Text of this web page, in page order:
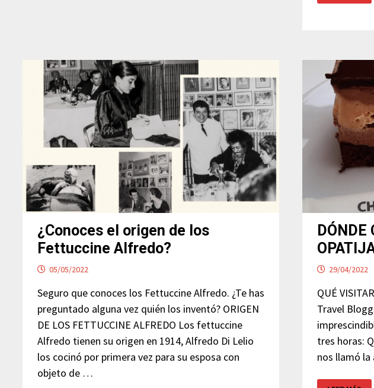
BARCELONA
¿Conoces el origen de los
Fettuccine Alfredo?
05/05/2022
Seguro que conoces los Fettuccine Alfredo. ¿Te has
preguntado alguna vez quién los inventó? ORIGEN
DE LOS FETTUCCINE ALFREDO Los fettuccine
Alfredo tienen su origen en 1914, Alfredo Di Lelio
los cocinó por primera vez para su esposa con
objeto de …
DÓNDE
29/04/2022
QUÉ
Travel
tres horas:
nos llamó
DÓNDE